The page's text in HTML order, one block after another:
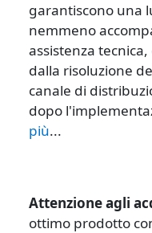
garantiscono una
nemmeno
assistenza
dalla risoluzione
canale di
dopo
più...
Attenzione agli
ottimo prodotto